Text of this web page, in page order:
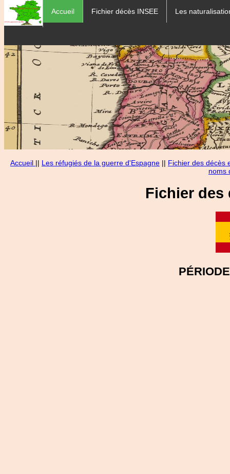
Accueil Fichier décès INSEE Les
Accueil || Les réfugiés de la guerre d'Espagne || Fichier des décès
noms
Fichier des